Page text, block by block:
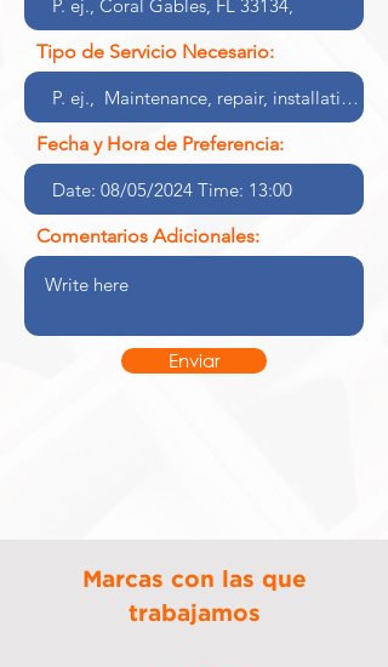
Tipo de Servicio Necesario:
Fecha y Hora de Preferencia:
Comentarios Adicionales:
Enviar
Marcas con las que
trabajamos